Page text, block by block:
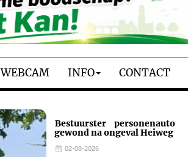
WEBCAM INFO CONTACT
Bestuurster personenauto
gewond na ongeval Heiweg
02-08-2026